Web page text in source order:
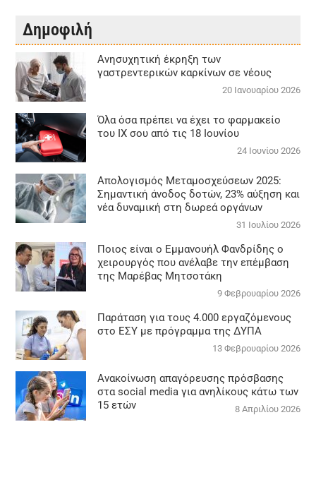
Δημοφιλή
Aνησυχητική έκρηξη των
γαστρεντερικών καρκίνων σε νέους
20 Ιανουαρίου 2026
Όλα όσα πρέπει να έχει το φαρμακείο
του ΙΧ σου από τις 18 Ιουνίου
24 Ιουνίου 2026
Απολογισμός Μεταμοσχεύσεων 2025:
Σημαντική άνοδος δοτών, 23% αύξηση και
νέα δυναμική στη δωρεά οργάνων
31 Ιουλίου 2026
Ποιος είναι ο Εμμανουήλ Φανδρίδης ο
χειρουργός που ανέλαβε την επέμβαση
της Μαρέβας Μητσοτάκη
9 Φεβρουαρίου 2026
Παράταση για τους 4.000 εργαζόμενους
στο ΕΣΥ με πρόγραμμα της ΔΥΠΑ
13 Φεβρουαρίου 2026
Ανακοίνωση απαγόρευσης πρόσβασης
στα social media για ανηλίκους κάτω των
15 ετών
8 Απριλίου 2026